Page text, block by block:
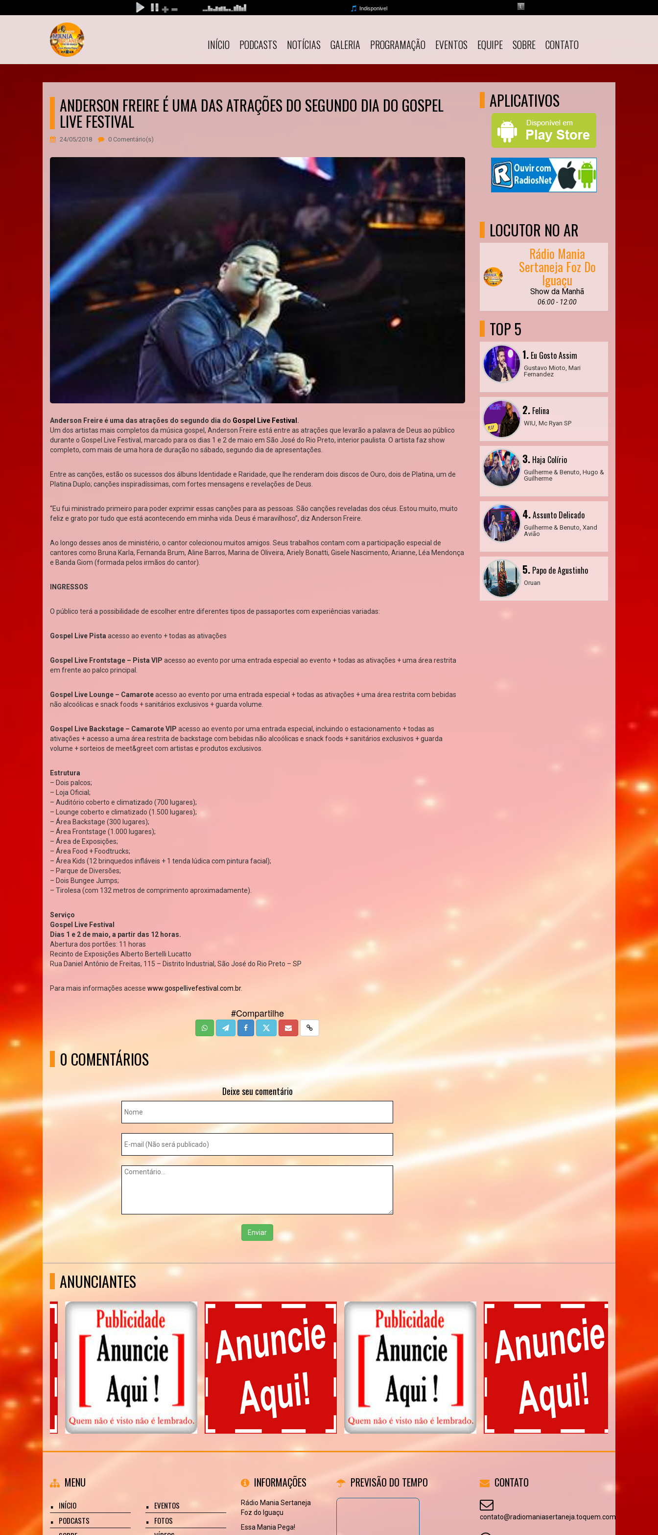
INÍCIO PODCASTS NOTÍCIAS GALERIA PROGRAMAÇÃO EVENTOS EQUIPE SOBRE CONTATO
ANDERSON FREIRE É UMA DAS ATRAÇÕES DO SEGUNDO DIA DO GOSPEL
LIVE FESTIVAL
24/05/2018 0 Comentário(s)
Anderson Freire é uma das atrações do segundo dia do Gospel Live Festival .
Um dos artistas mais completos da música gospel, Anderson Freire está entre as atrações que levarão a palavra de Deus ao público
durante o Gospel Live Festival, marcado para os dias 1 e 2 de maio em São José do Rio Preto, interior paulista. O artista faz show
completo, com mais de uma hora de duração no sábado, segundo dia de apresentações.
Entre as canções, estão os sucessos dos álbuns Identidade e Raridade, que lhe renderam dois discos de Ouro, dois de Platina, um de
Platina Duplo; canções inspiradíssimas, com fortes mensagens e revelações de Deus.
“Eu fui ministrado primeiro para poder exprimir essas canções para as pessoas. São canções reveladas dos céus. Estou muito, muito
feliz e grato por tudo que está acontecendo em minha vida. Deus é maravilhoso”, diz Anderson Freire.
Ao longo desses anos de ministério, o cantor colecionou muitos amigos. Seus trabalhos contam com a participação especial de
cantores como Bruna Karla, Fernanda Brum, Aline Barros, Marina de Oliveira, Ariely Bonatti, Gisele Nascimento, Arianne, Léa Mendonça
e Banda Giom (formada pelos irmãos do cantor).
INGRESSOS
O público terá a possibilidade de escolher entre diferentes tipos de passaportes com experiências variadas:
Gospel Live Pista acesso ao evento + todas as ativações
Gospel Live Frontstage – Pista VIP acesso ao evento por uma entrada especial ao evento + todas as ativações + uma área restrita
em frente ao palco principal.
Gospel Live Lounge – Camaroteacesso ao evento por uma entrada especial + todas as ativações + uma área restrita com bebidas
não alcoólicas e snack foods + sanitários exclusivos + guarda volume.
Gospel Live Backstage – Camarote VIP acesso ao evento por uma entrada especial, incluindo o estacionamento + todas as
ativações + acesso a uma área restrita de backstage com bebidas não alcoólicas e snack foods + sanitários exclusivos + guarda
volume + sorteios de meet&greet com artistas e produtos exclusivos.
Estrutura
– Dois palcos;
– Loja Oficial;
– Auditório coberto e climatizado (700 lugares);
– Lounge coberto e climatizado (1.500 lugares);
– Área Backstage (300 lugares);
– Área Frontstage (1.000 lugares);
– Área de Exposições;
– Área Food + Foodtrucks;
– Área Kids (12 brinquedos infláveis + 1 tenda lúdica com pintura facial);
– Parque de Diversões;
– Dois Bungee Jumps;
– Tirolesa (com 132 metros de comprimento aproximadamente).
Serviço
Gospel Live Festival
Dias 1 e 2 de maio, a partir das 12 horas.
Abertura dos portões: 11 horas
Recinto de Exposições Alberto Bertelli Lucatto
Rua Daniel Antônio de Freitas, 115 – Distrito Industrial, São José do Rio Preto – SP
Para mais informações acesse www.gospellivefestival.com.br.
#Compartilhe
0 COMENTÁRIOS
Deixe seu comentário
Enviar
APLICATIVOS
LOCUTOR NO AR
Rádio Mania
Sertaneja Foz Do
Iguaçu
Show da Manhã
06:00 - 12:00
TOP 5
1.Eu Gosto Assim
Gustavo Mioto, Mari
Fernandez
2.Felina
WIU, Mc Ryan SP
3.Haja Colírio
Guilherme & Benuto, Hugo &
Guilherme
4.Assunto Delicado
Guilherme & Benuto, Xand
Avião
5.Papo de Agustinho
Oruan
ANUNCIANTES
MENU
INÍCIO
PODCASTS
EVENTOS
FOTOS
INFORMAÇÕES
Rádio Mania Sertaneja
Foz do Iguaçu
Essa Mania Pega!
PREVISÃO DO TEMPO CONTATO
contato@radiomaniasertaneja.toquem.com